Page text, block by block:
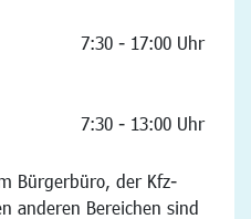
7:30 - 17:00 Uhr
7:30 - 13:00 Uhr
Bürgerbüro, der Kfz-
anderen Bereichen sind